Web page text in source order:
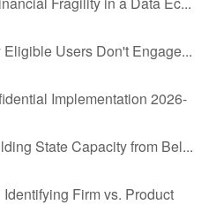
Users Don't Engage...
Implementation 2026-
State Capacity from Bel...
Firm vs. Product